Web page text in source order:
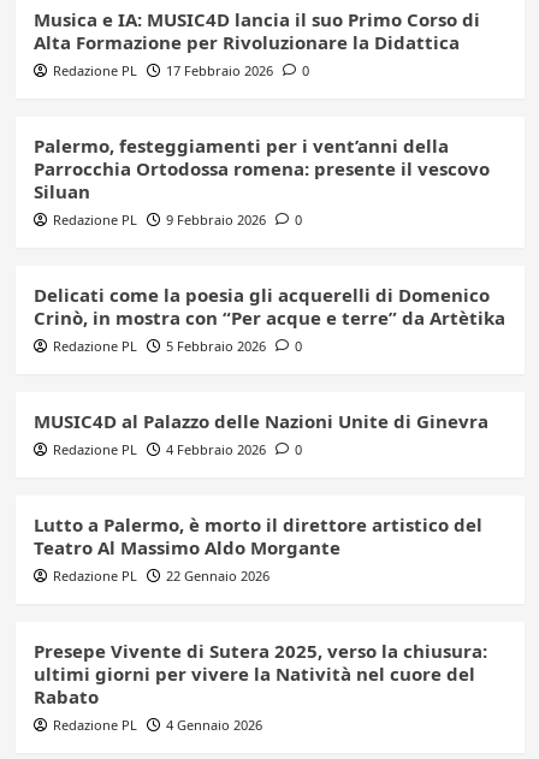
Musica e IA: MUSIC4D lancia il suo Primo Corso di
Alta Formazione per Rivoluzionare la Didattica
Redazione PL 17 Febbraio 2026 0
Palermo, festeggiamenti per i vent’anni della
Parrocchia Ortodossa romena: presente il vescovo
Siluan
Redazione PL 9 Febbraio 2026 0
Delicati come la poesia gli acquerelli di Domenico
Crinò, in mostra con “Per acque e terre” da Artètika
Redazione PL 5 Febbraio 2026 0
MUSIC4D al Palazzo delle Nazioni Unite di Ginevra
Redazione PL 4 Febbraio 2026 0
Lutto a Palermo, è morto il direttore artistico del
Teatro Al Massimo Aldo Morgante
Redazione PL 22 Gennaio 2026
Presepe Vivente di Sutera 2025, verso la chiusura:
ultimi giorni per vivere la Natività nel cuore del
Rabato
Redazione PL 4 Gennaio 2026